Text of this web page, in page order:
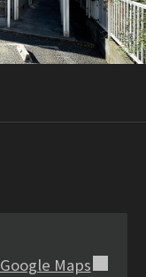
Google Maps